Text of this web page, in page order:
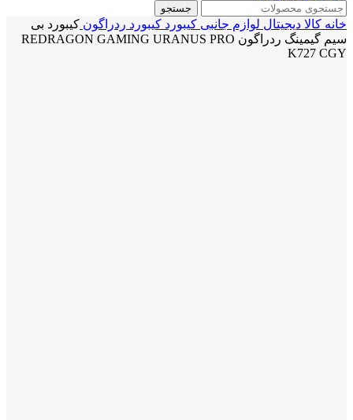
جستجو
خانه کالا دیجیتال لوازم جانبی کیبورد کیبورد ردراگون کیبورد بی
سیم گیمینگ ردراگون REDRAGON GAMING URANUS PRO
K727 CGY